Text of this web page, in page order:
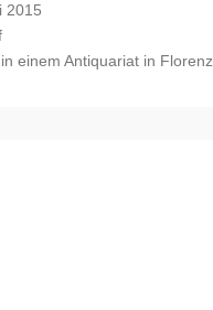
2015
einem Antiquariat in Florenz